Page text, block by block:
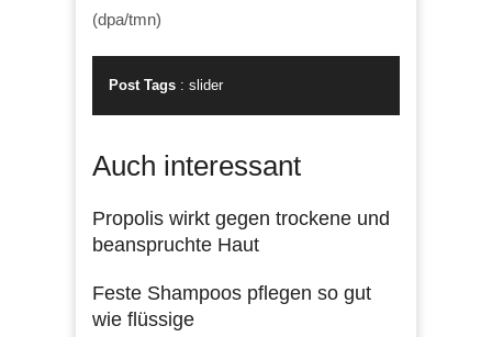
(dpa/tmn)
Post Tags : slider
Auch interessant
Propolis wirkt gegen trockene und
beanspruchte Haut
Feste Shampoos pflegen so gut
wie flüssige